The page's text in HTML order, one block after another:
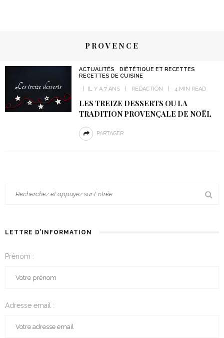
PROVENCE
ACTUALITÉS
DIÉTÉTIQUE ET RECETTES
RECETTES DE CUISINE
IL Y A 7 ANS
REDACTION 4 MIN READ
LES TREIZE DESSERTS OU LA
TRADITION PROVENÇALE DE NOËL
PARTAGER
LETTRE D’INFORMATION
Prénom :
Adresse email :